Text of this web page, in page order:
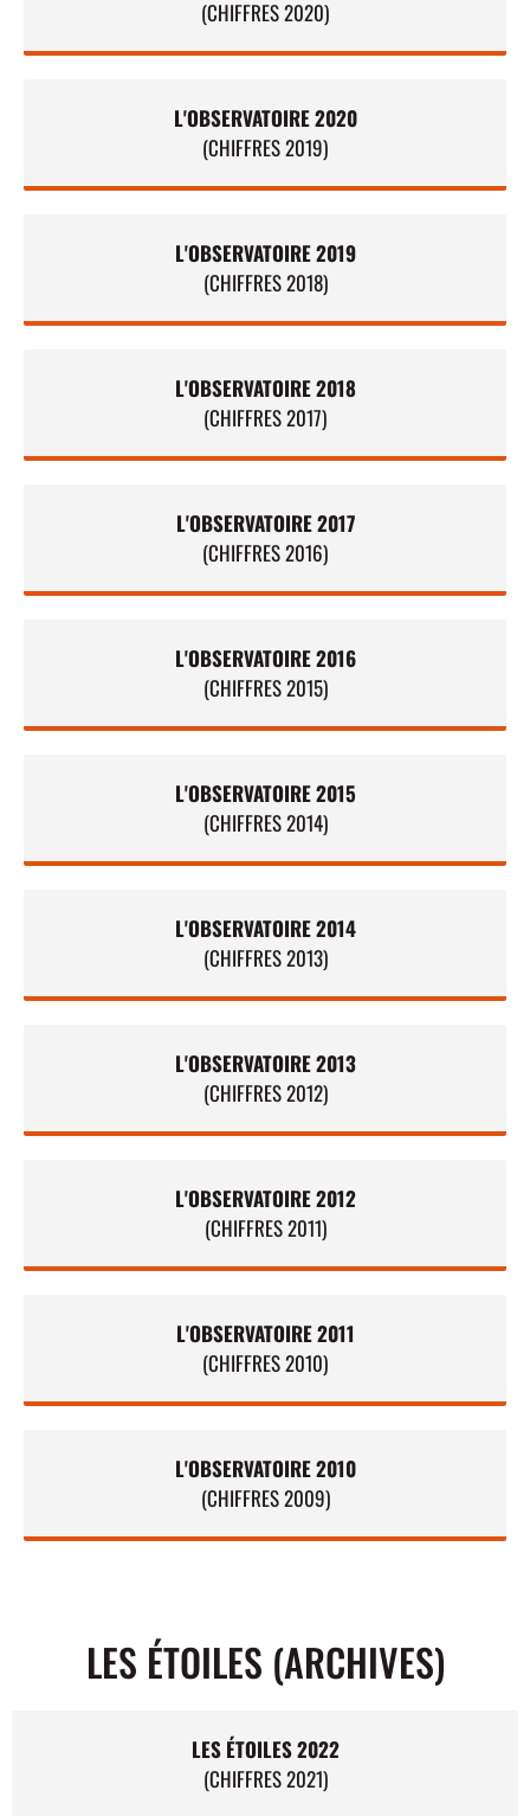
(CHIFFRES 2020)
L'OBSERVATOIRE 2020
(CHIFFRES 2019)
L'OBSERVATOIRE 2019
(CHIFFRES 2018)
L'OBSERVATOIRE 2018
(CHIFFRES 2017)
L'OBSERVATOIRE 2017
(CHIFFRES 2016)
L'OBSERVATOIRE 2016
(CHIFFRES 2015)
L'OBSERVATOIRE 2015
(CHIFFRES 2014)
L'OBSERVATOIRE 2014
(CHIFFRES 2013)
L'OBSERVATOIRE 2013
(CHIFFRES 2012)
L'OBSERVATOIRE 2012
(CHIFFRES 2011)
L'OBSERVATOIRE 2011
(CHIFFRES 2010)
L'OBSERVATOIRE 2010
(CHIFFRES 2009)
LES ÉTOILES (ARCHIVES)
LES ÉTOILES 2022
(CHIFFRES 2021)